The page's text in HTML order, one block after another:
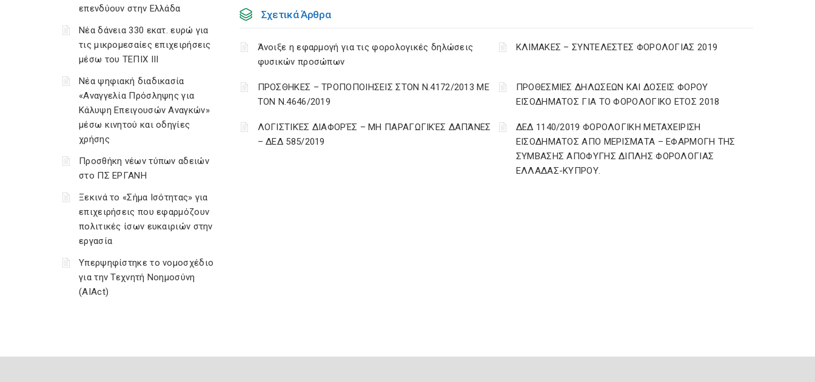
επενδύουν στην Ελλάδα
Νέα δάνεια 330 εκατ. ευρώ για
τις μικρομεσαίες επιχειρήσεις
μέσω του ΤΕΠΙΧ ΙΙΙ
Νέα ψηφιακή διαδικασία
«Αναγγελία Πρόσληψης για
Κάλυψη Επειγουσών Αναγκών»
μέσω κινητού και οδηγίες
χρήσης
Προσθήκη νέων τύπων αδειών
στο ΠΣ ΕΡΓΑΝΗ
Ξεκινά το «Σήμα Ισότητας» για
επιχειρήσεις που εφαρμόζουν
πολιτικές ίσων ευκαιριών στην
εργασία
Υπερψηφίστηκε το νομοσχέδιο
για την Τεχνητή Νοημοσύνη
(AIAct)
Σχετικά Άρθρα
Άνοιξε η εφαρμογή για τις φορολογικές δηλώσεις
φυσικών προσώπων
ΚΛΙΜΑΚΕΣ – ΣΥΝΤΕΛΕΣΤΕΣ ΦΟΡΟΛΟΓΙΑΣ 2019
ΠΡΟΣΘΗΚΕΣ – ΤΡΟΠΟΠΟΙΗΣΕΙΣ ΣΤΟΝ Ν.4172/2013 ΜΕ
ΤΟΝ Ν.4646/2019
ΠΡΟΘΕΣΜΙΕΣ ΔΗΛΩΣΕΩΝ ΚΑΙ ΔΟΣΕΙΣ ΦΟΡΟΥ
ΕΙΣΟΔΗΜΑΤΟΣ ΓΙΑ ΤΟ ΦΟΡΟΛΟΓΙΚΟ ΕΤΟΣ 2018
ΛΟΓΙΣΤΙΚΈΣ ΔΙΑΦΟΡΈΣ – ΜΗ ΠΑΡΑΓΩΓΙΚΈΣ ΔΑΠΆΝΕΣ
– ΔΕΔ 585/2019
ΔΕΔ 1140/2019 ΦΟΡΟΛΟΓΙΚΗ ΜΕΤΑΧΕΙΡΙΣΗ
ΕΙΣΟΔΗΜΑΤΟΣ ΑΠΟ ΜΕΡΙΣΜΑΤΑ – ΕΦΑΡΜΟΓΗ ΤΗΣ
ΣΥΜΒΑΣΗΣ ΑΠΟΦΥΓΗΣ ΔΙΠΛΗΣ ΦΟΡΟΛΟΓΙΑΣ
ΕΛΛΑΔΑΣ-ΚΥΠΡΟΥ.